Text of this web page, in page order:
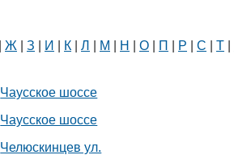
Ж З И К Л М Н О П Р С Т
Чаусское шоссе
Чаусское шоссе
Челюскинцев ул.
Белорусский
химических